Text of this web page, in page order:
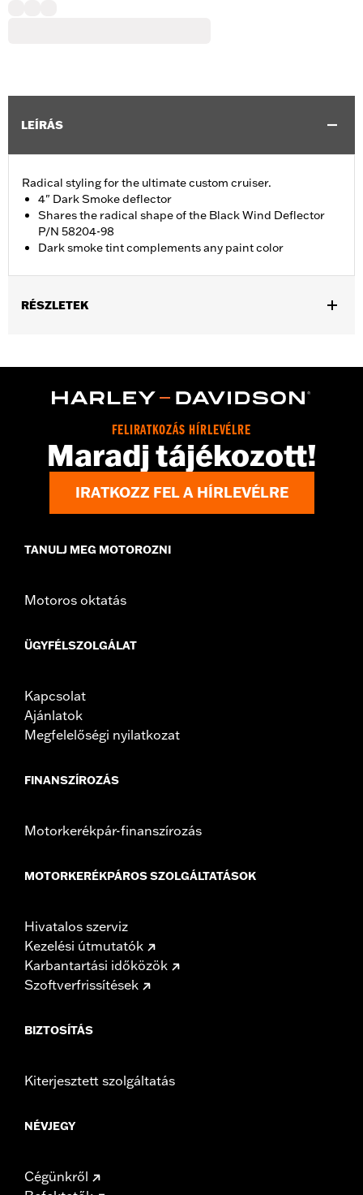
LEÍRÁS
Radical styling for the ultimate custom cruiser.
4" Dark Smoke deflector
Shares the radical shape of the Black Wind Deflector
P/N 58204-98
Dark smoke tint complements any paint color
RÉSZLETEK
Material:Hard-coated Polycarbonate
Windshield only
Material Width UOM:Inches
Windshield Overall Height:4.0
Windshield Overall Height UOM:Inches
WARRANTY:1 year limited warranty – Go towww.h-
FELIRATKOZÁS HÍRLEVÉLRE
Maradj tájékozott!
IRATKOZZ FEL A HÍRLEVÉLRE
TANULJ MEG MOTOROZNI
Motoros oktatás
ÜGYFÉLSZOLGÁLAT
Kapcsolat
Ajánlatok
Megfelelőségi nyilatkozat
FINANSZÍROZÁS
Motorkerékpár-finanszírozás
MOTORKERÉKPÁROS SZOLGÁLTATÁSOK
Hivatalos szerviz
Kezelési útmutatók
Karbantartási időközök
Szoftverfrissítések
BIZTOSÍTÁS
Kiterjesztett szolgáltatás
NÉVJEGY
Cégünkről